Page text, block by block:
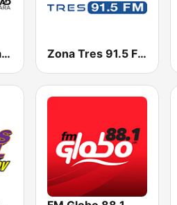
Radio UdeG Guadalajara Zona Tres 91.5 FM